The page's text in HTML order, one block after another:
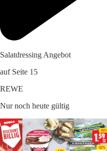
Salatdressing Angebot
auf Seite 15
REWE
Nur noch heute gültig